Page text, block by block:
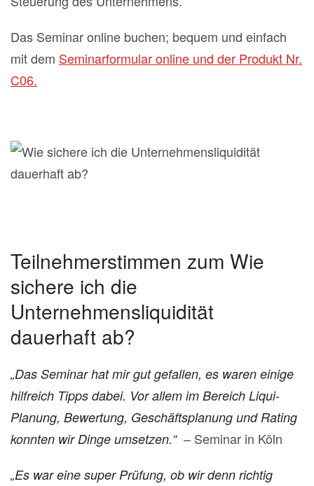
Das Seminar online buchen; bequem und einfach
mit dem Seminarformular online und der Produkt Nr.
C06.
Teilnehmerstimmen zum Wie
sichere ich die
Unternehmensliquidität
dauerhaft ab?
„Das Seminar hat mir gut gefallen, es waren einige
hilfreich Tipps dabei. Vor allem im Bereich Liqui-
Planung, Bewertung, Geschäftsplanung und Rating
konnten wir Dinge umsetzen.“ – Seminar in Köln
„Es war eine super Prüfung, ob wir denn richtig